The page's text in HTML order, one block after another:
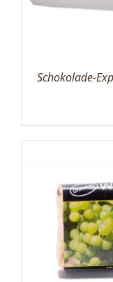
Schokolade-